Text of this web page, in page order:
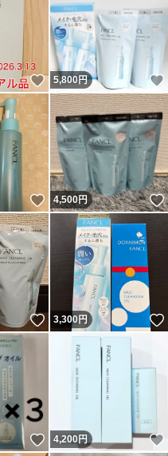
いいね！
5,800円
いいね！
4,500円
いいね！
3,300円
いいね！
4,200円